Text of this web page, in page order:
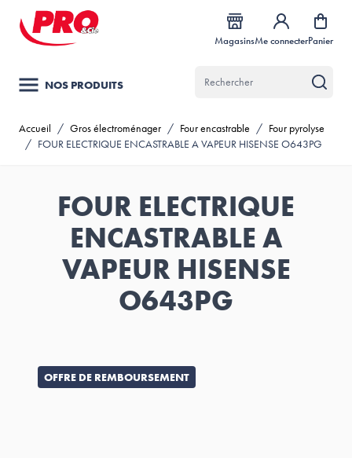
Allez au contenu
MagasinsMe connecterPanier
NOS PRODUITS
Accueil / Gros électroménager / Four encastrable / Four pyrolyse
/ FOUR ELECTRIQUE ENCASTRABLE A VAPEUR HISENSE O643PG
FOUR ELECTRIQUE
ENCASTRABLE A
VAPEUR HISENSE
O643PG
OFFRE DE REMBOURSEMENT